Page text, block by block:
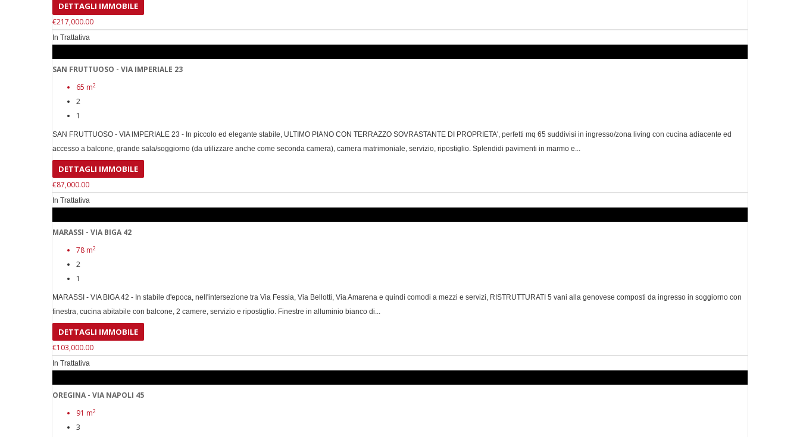
DETTAGLI IMMOBILE
€217,000.00
In Trattativa
SAN FRUTTUOSO - VIA IMPERIALE 23
65 m2
2
1
SAN FRUTTUOSO - VIA IMPERIALE 23 - In piccolo ed elegante stabile, ULTIMO PIANO CON TERRAZZO SOVRASTANTE DI PROPRIETA', perfetti mq 65 suddivisi in ingresso/zona living con cucina adiacente ed
accesso a balcone, grande sala/soggiorno (da utilizzare anche come seconda camera), camera matrimoniale, servizio, ripostiglio. Splendidi pavimenti in marmo e...
DETTAGLI IMMOBILE
€87,000.00
In Trattativa
MARASSI - VIA BIGA 42
78 m2
2
1
MARASSI - VIA BIGA 42 - In stabile d'epoca, nell'intersezione tra Via Fessia, Via Bellotti, Via Amarena e quindi comodi a mezzi e servizi, RISTRUTTURATI 5 vani alla genovese composti da ingresso in soggiorno con
finestra, cucina abitabile con balcone, 2 camere, servizio e ripostiglio. Finestre in alluminio bianco di...
DETTAGLI IMMOBILE
€103,000.00
In Trattativa
OREGINA - VIA NAPOLI 45
91 m2
3